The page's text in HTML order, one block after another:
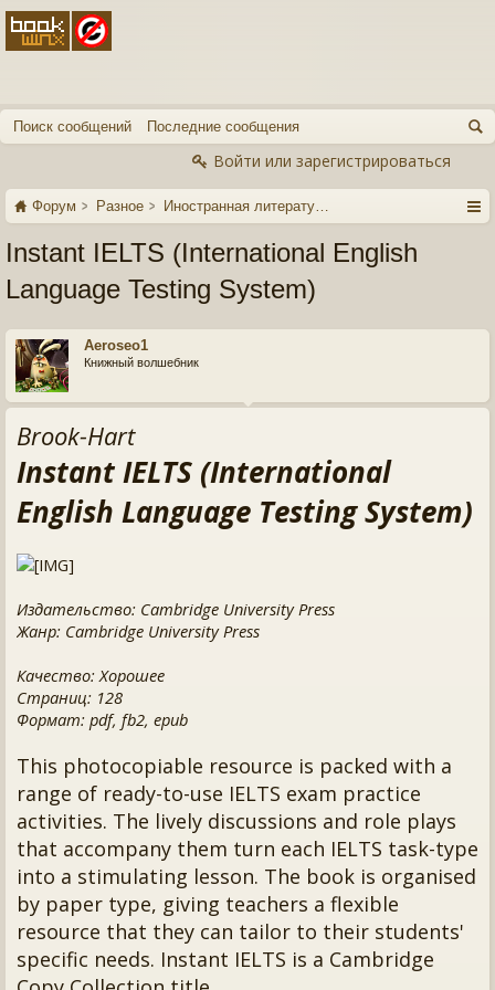
Поиск сообщений Последние сообщения
Войти или зарегистрироваться
Форум Разное Иностранная литература
Instant IELTS (International English
Language Testing System)
Aeroseo1
Книжный волшебник
Brook-Hart
Instant IELTS (International
English Language Testing System)
Издательство: Cambridge University Press
Жанр: Cambridge University Press
Качество: Хорошее
Страниц: 128
Формат: pdf, fb2, epub
This photocopiable resource is packed with a
range of ready-to-use IELTS exam practice
activities. The lively discussions and role plays
that accompany them turn each IELTS task-type
into a stimulating lesson. The book is organised
by paper type, giving teachers a flexible
resource that they can tailor to their students'
specific needs. Instant IELTS is a Cambridge